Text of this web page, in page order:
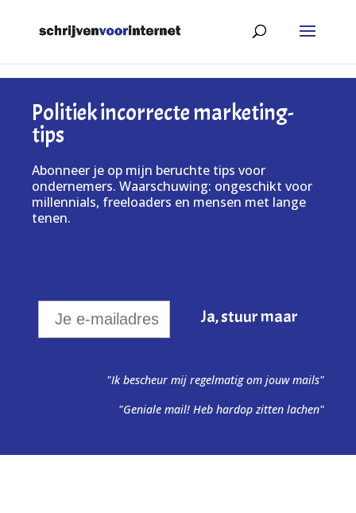
Politiek incorrecte marketing-
tips
Abonneer je op mijn beruchte tips voor
ondernemers. Waarschuwing: ongeschikt voor
millennials, freeloaders en mensen met lange
tenen.
"Ik bescheur mij regelmatig om jouw mails"
"Geniale mail! Heb hardop zitten lachen"